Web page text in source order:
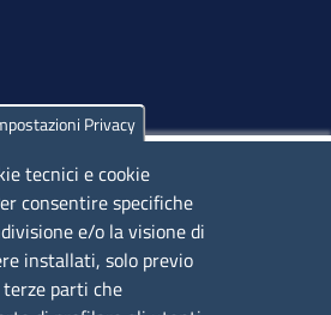
Olbia
69580
- 12,00; lunedì pomeriggio: 16,00
Privacy
tecnici e cookie
consentire specifiche
e/o la visione di
installati, solo previo
terze parti che